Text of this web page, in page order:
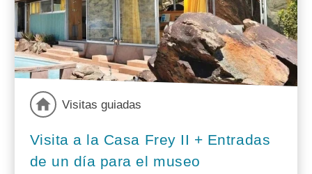
Visitas guiadas
Visita a la Casa Frey II + Entradas
de un día para el museo